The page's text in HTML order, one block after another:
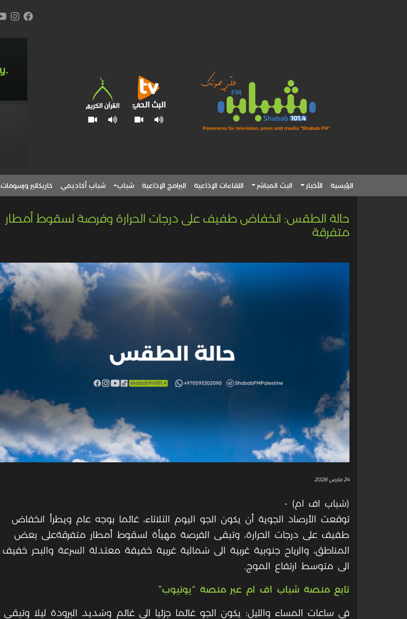
الرئيسية الأخبار البث المباشر اللقاءات الإذاعية البرامج الإذاعية شباب+ شباب أكاديمي كاريكاتير ورسومات
حالة الطقس: انخفاض طفيف على درجات الحرارة وفرصة لسقوط أمطار
متفرقة
24 مارس 2026
(شباب اف ام) -
توقعت الأرصاد الجوية أن يكون الجو اليوم الثلاثاء، غائما بوجه عام ويطرأ انخفاض
طفيف على درجات الحرارة، وتبقى الفرصة مهيأة لسقوط أمطار متفرقةعلى بعض
المناطق، والرياح جنوبية غربية الى شمالية غربية خفيفة معتدلة السرعة والبحر خفيف
الى متوسط ارتفاع الموج.
تابع منصة شباب اف ام عبر منصة “يوتيوب”
في ساعات المساء والليل: يكون الجو غائما جزئيا الى غائم وشديد البرودة ليلا وتبقى